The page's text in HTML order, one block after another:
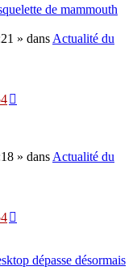
de mammouth
» dans Actualité du
» dans Actualité du
dépasse désormais